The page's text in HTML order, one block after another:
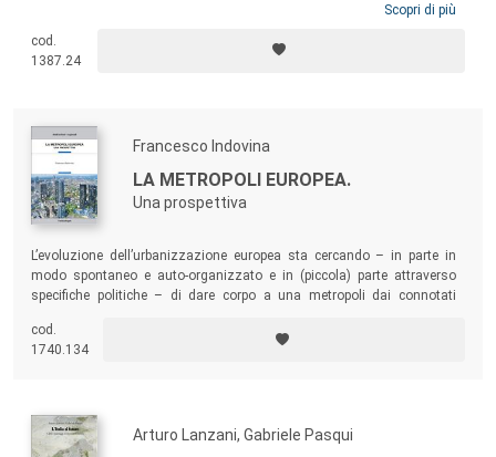
ricerca socio-territoriale. A che punto siamo? Quali sono gli esiti e le
territorio e per quelle sociali? Con le sue plurime interrogazioni, il libro
si presenta come un vero e proprio programma epistemologico e
Scopri di più
cod.
1387.24
Francesco Indovina
LA METROPOLI EUROPEA.
Una prospettiva
L’evoluzione dell’urbanizzazione europea sta cercando – in parte in
modo spontaneo e auto-organizzato e in (piccola) parte attraverso
specifiche politiche – di dare corpo a una metropoli dai connotati
abitanti di godere dei vantaggi della metropoli senza subirne gli effetti
negativi. L’autore definisce questo fenomeno come
cod.
1740.134
Arturo Lanzani, Gabriele Pasqui